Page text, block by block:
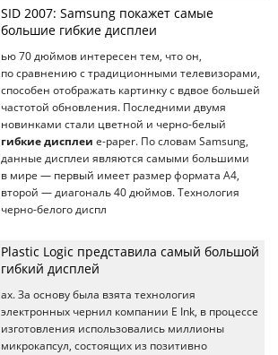
SID 2007: Samsung покажет самые
большие гибкие дисплеи
ью 70 дюймов интересен тем, что он,
по сравнению с традиционными телевизорами,
способен отображать картинку с вдвое большей
частотой обновления. Последними двумя
новинками стали цветной и черно-белый
гибкие дисплеи e-paper. По словам Samsung,
данные дисплеи являются самыми большими
в мире — первый имеет размер формата A4,
второй — диагональ 40 дюймов. Технология
черно-белого диспл
Plastic Logic представила самый большой
гибкий дисплей
ах. За основу была взята технология
электронных чернил компании E Ink, в процессе
изготовления использовались миллионы
микрокапсул, состоящих из позитивно